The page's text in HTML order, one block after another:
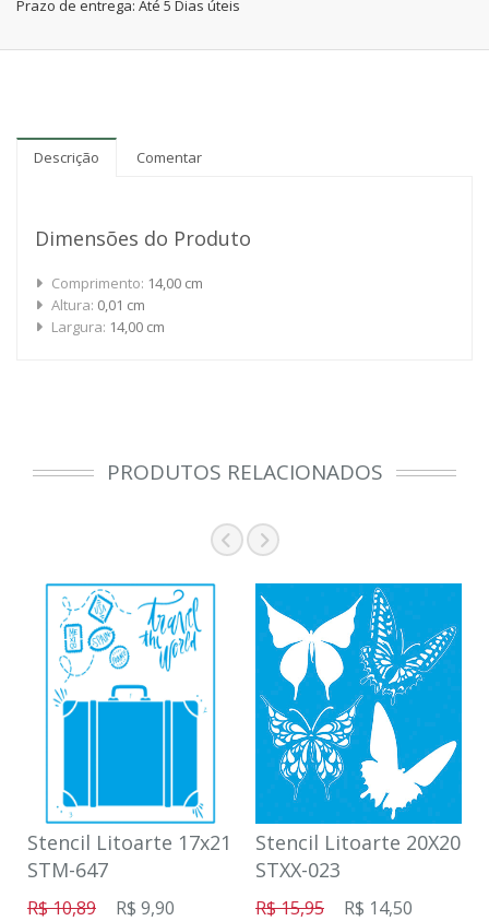
Prazo de entrega: Até 5 Dias úteis
Descrição Comentar
Dimensões do Produto
Comprimento: 14,00 cm
Altura: 0,01 cm
Largura: 14,00 cm
PRODUTOS RELACIONADOS
Stencil Litoarte 17x21
STM-647
R$ 10,89 R$ 9,90
Stencil Litoarte 20X20
STXX-023
R$ 15,95 R$ 14,50